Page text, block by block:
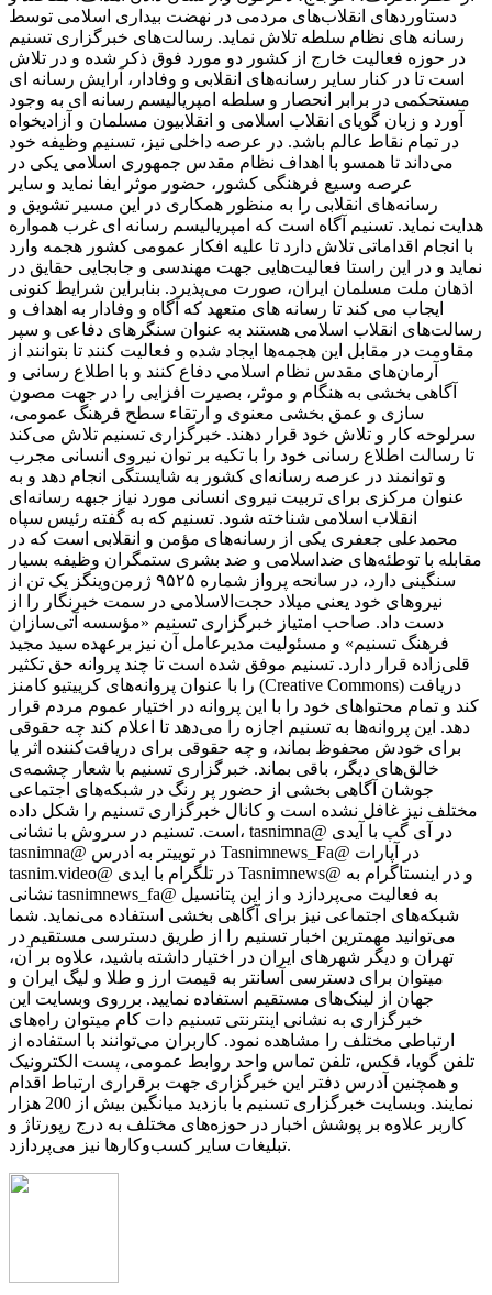
دستاوردهای انقلاب‌های مردمی در نهضت بیداری اسلامی توسط
رسانه های نظام سلطه تلاش نماید. رسالت‌های خبرگزاری تسنیم
در حوزه فعالیت خارج از کشور دو مورد فوق ذکر شده و در تلاش
است تا در کنار سایر رسانه‌های انقلابی و وفادار، آرایش رسانه ای
مستحکمی در برابر انحصار و سلطه امپریالیسم رسانه ای به وجود
آورد و زبان گویای انقلاب اسلامی و انقلابیون مسلمان و آزادیخواه
در تمام نقاط عالم باشد. در عرصه داخلی نیز، تسنیم وظیفه خود
می‌داند تا همسو با اهداف نظام مقدس جمهوری اسلامی یکی در
عرصه وسیع فرهنگی کشور، حضور موثر ایفا نماید و سایر
رسانه‌های انقلابی را به منظور همکاری در این مسیر تشویق و
هدایت نماید. تسنیم آگاه است که امپریالیسم رسانه ای غرب همواره
با انجام اقداماتی تلاش دارد تا علیه افکار عمومی کشور هجمه وارد
نماید و در این راستا فعالیت‌هایی جهت مهندسی و جابجایی حقایق در
اذهان ملت مسلمان ایران، صورت می‌پذیرد. بنابراین شرایط کنونی
ایجاب می کند تا رسانه های متعهد که آگاه و وفادار به اهداف و
رسالت‌های انقلاب اسلامی هستند به عنوان سنگرهای دفاعی و سپر
مقاومت در مقابل این هجمه‌ها ایجاد شده و فعالیت کنند تا بتوانند از
آرمان‌های مقدس نظام اسلامی دفاع کنند و با اطلاع رسانی و
آگاهی بخشی به هنگام و موثر، بصیرت افزایی را در جهت مصون
سازی و عمق بخشی معنوی و ارتقاء سطح فرهنگ عمومی،
سرلوحه کار و تلاش خود قرار دهند. خبرگزاری تسنیم تلاش می‌کند
تا رسالت اطلاع رسانی خود را با تکیه بر توان نیروی انسانی مجرب
و توانمند در عرصه رسانه‌ای کشور به شایستگی انجام دهد و به
عنوان مرکزی برای تربیت نیروی انسانی مورد نیاز جبهه رسانه‌ای
انقلاب اسلامی شناخته شود. تسنیم که به گفته رئیس سپاه
محمدعلی جعفری یکی از رسانه‌های مؤمن و انقلابی است که در
مقابله با توطئه‌های ضداسلامی و ضد بشری ستمگران وظیفه بسیار
سنگینی دارد، در سانحه پرواز شماره ۹۵۲۵ ژرمن‌وینگز یک تن از
نیروهای خود یعنی میلاد حجت‌الاسلامی در سمت خبرنگار را از
دست داد. صاحب امتیاز خبرگزاری تسنیم «مؤسسه آتی‌سازان
فرهنگ تسنیم» و مسئولیت مدیرعامل آن نیز برعهده سید مجید
قلی‌زاده‌ قرار دارد. تسنیم موفق شده است تا چند پروانه حق تکثیر
را با عنوان پروانه‌های کرییتیو کامنز (Creative Commons) دریافت
کند و تمام محتواهای خود را با این پروانه در اختیار عموم مردم قرار
دهد. این پروانه‌ها به تسنیم اجازه را می‌دهد تا اعلام کند چه حقوقی
برای خودش محفوظ بماند، و چه حقوقی برای دریافت‌کننده اثر یا
خالق‌های دیگر، باقی بماند. خبرگزاری تسنیم با شعار چشمه‌ی
جوشان آگاهی بخشی از حضور پر رنگ در شبکه‌های اجتماعی
مختلف نیز غافل نشده است و کانال خبرگزاری تسنیم را شکل داده
است. تسنیم در سروش با نشانی، tasnimna@ در آی گپ با آیدی
tasnimna@ در توییتر به ادرس Tasnimnews_Fa@ در آپارات
tasnim.video@ در تلگرام با ایدی Tasnimnews@ و در اینستاگرام به
نشانی tasnimnews_fa@ به فعالیت می‌پردازد و از این پتانسیل
شبکه‌های اجتماعی نیز برای آگاهی بخشی استفاده می‌نماید. شما
می‌توانید مهمترین اخبار تسنیم را از طریق دسترسی مستقیم در
تهران و دیگر شهرهای ایران در اختیار داشته باشید، علاوه بر آن،
میتوان برای دسترسی آسانتر به قیمت ارز و طلا و لیگ ایران و
جهان از لینک‌های مستقیم استفاده نمایید. برروی وبسایت این
خبرگزاری به نشانی اینترنتی تسنیم دات کام میتوان راه‌های
ارتباطی مختلف را مشاهده نمود. کاربران می‌توانند با استفاده از
تلفن گویا، فکس، تلفن تماس واحد روابط عمومی، پست الکترونیک
و همچنین آدرس دفتر این خبرگزاری جهت برقراری ارتباط اقدام
نمایند. وبسایت خبرگزاری تسنیم با بازدید میانگین بیش از 200 هزار
کاربر علاوه بر پوشش اخبار در حوزه‌های مختلف به درج رپورتاژ و
تبلیغات سایر کسب‌وکارها نیز می‌پردازد.